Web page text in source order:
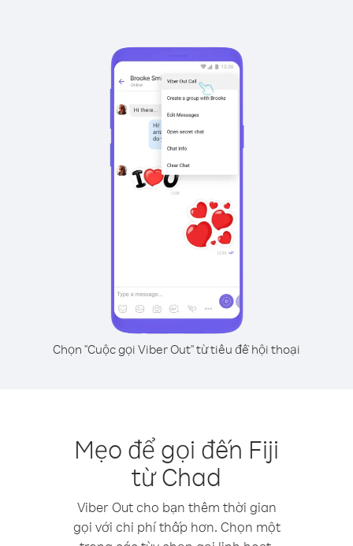
Chọn "Cuộc gọi Viber Out" từ tiêu đề hội thoại
Mẹo để gọi đến Fiji
từ Chad
Viber Out cho bạn thêm thời gian
gọi với chi phí thấp hơn. Chọn một